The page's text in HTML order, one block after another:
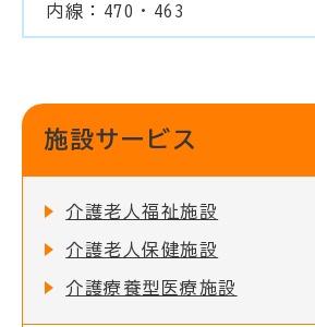
内線：470・463
施設サービス
介護老人福祉施設
介護老人保健施設
介護療養型医療施設